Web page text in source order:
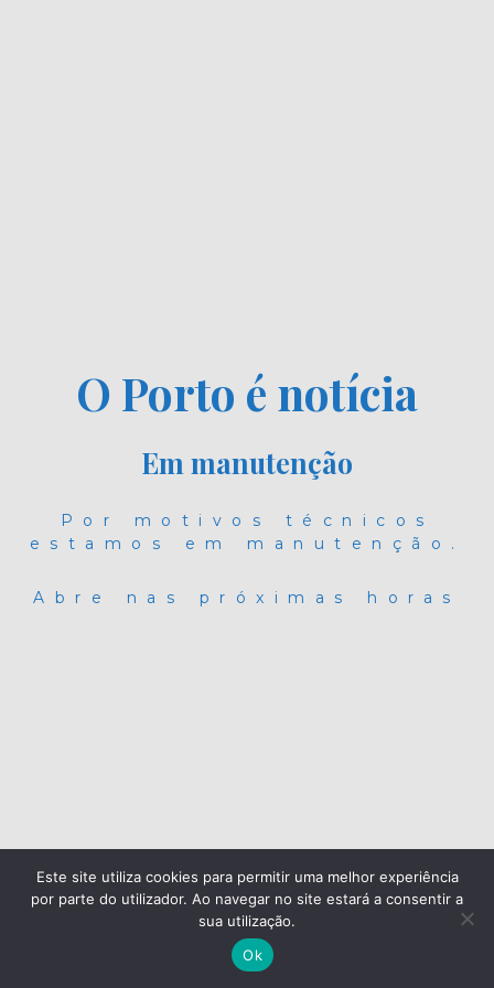
O Porto é notícia
Em manutenção
Por motivos técnicos
estamos em manutenção.
Abre nas próximas horas
Este site utiliza cookies para permitir uma melhor experiência
por parte do utilizador. Ao navegar no site estará a consentir a
sua utilização.
Ok